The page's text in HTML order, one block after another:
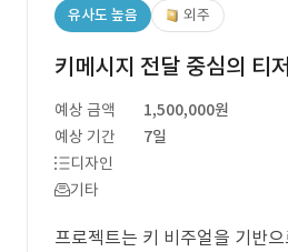
유사도 높음 외주
키메시지 전달 중심의 티
예상 금액
1,500,000원
예상 기간
7일
디자인
기타
프로젝트는 키 비주얼을 기반